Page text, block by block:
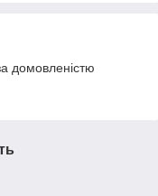
домовленістю